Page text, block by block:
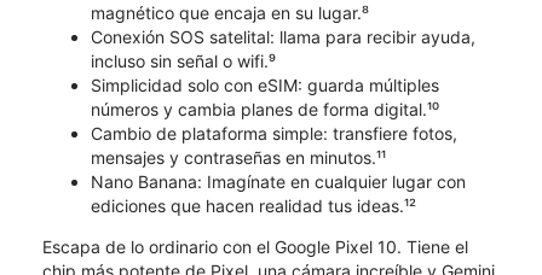
magnético que encaja en su lugar.⁸
Conexión SOS satelital: llama para recibir ayuda,
incluso sin señal o wifi.⁹
Simplicidad solo con eSIM: guarda múltiples
números y cambia planes de forma digital.¹⁰
Cambio de plataforma simple: transfiere fotos,
mensajes y contraseñas en minutos.¹¹
Nano Banana: Imagínate en cualquier lugar con
ediciones que hacen realidad tus ideas.¹²
Escapa de lo ordinario con el Google Pixel 10. Tiene el
chip más potente de Pixel, una cámara increíble y Gemini